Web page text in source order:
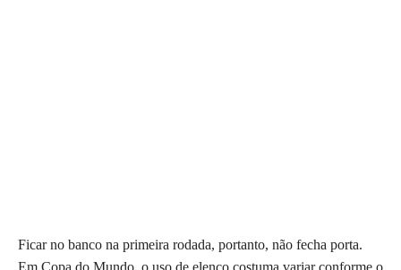
Ficar no banco na primeira rodada, portanto, não fecha porta.
Em Copa do Mundo, o uso de elenco costuma variar conforme o